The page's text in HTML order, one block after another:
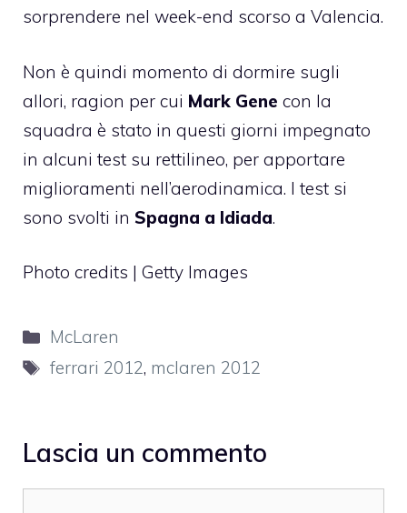
sorprendere nel week-end scorso a Valencia.
Non è quindi momento di dormire sugli
allori, ragion per cui Mark Gene con la
squadra è stato in questi giorni impegnato
in alcuni test su rettilineo, per apportare
miglioramenti nell’aerodinamica. I test si
sono svolti in Spagna a Idiada.
Photo credits | Getty Images
Categorie
McLaren
Tag
ferrari 2012, mclaren 2012
Lascia un commento